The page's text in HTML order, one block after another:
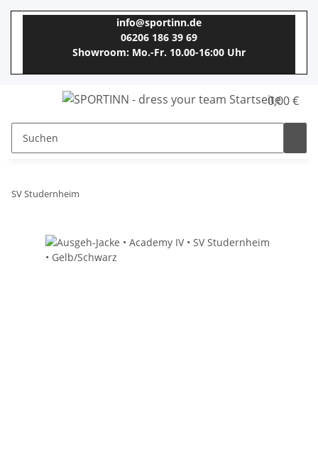
info@sportinn.de
06206 186 39 69
Showroom: Mo.-Fr. 10.00-16:00 Uhr
0,00 €
SV Studernheim